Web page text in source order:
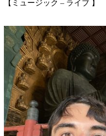
【ミュージック – ライブ 】